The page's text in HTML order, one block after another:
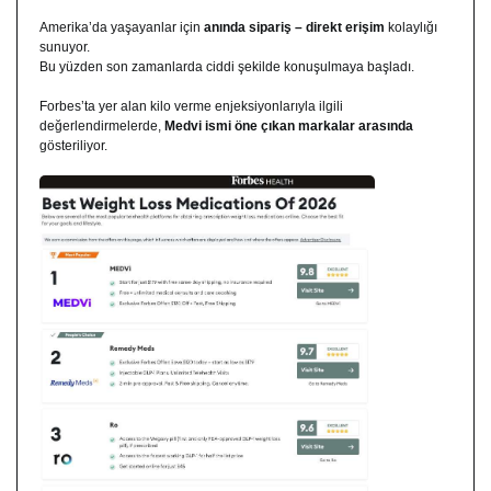
Amerika’da yaşayanlar için anında sipariş – direkt erişim kolaylığı
sunuyor.
Bu yüzden son zamanlarda ciddi şekilde konuşulmaya başladı.
Forbes’ta yer alan kilo verme enjeksiyonlarıyla ilgili
değerlendirmelerde, Medvi ismi öne çıkan markalar arasında
gösteriliyor.